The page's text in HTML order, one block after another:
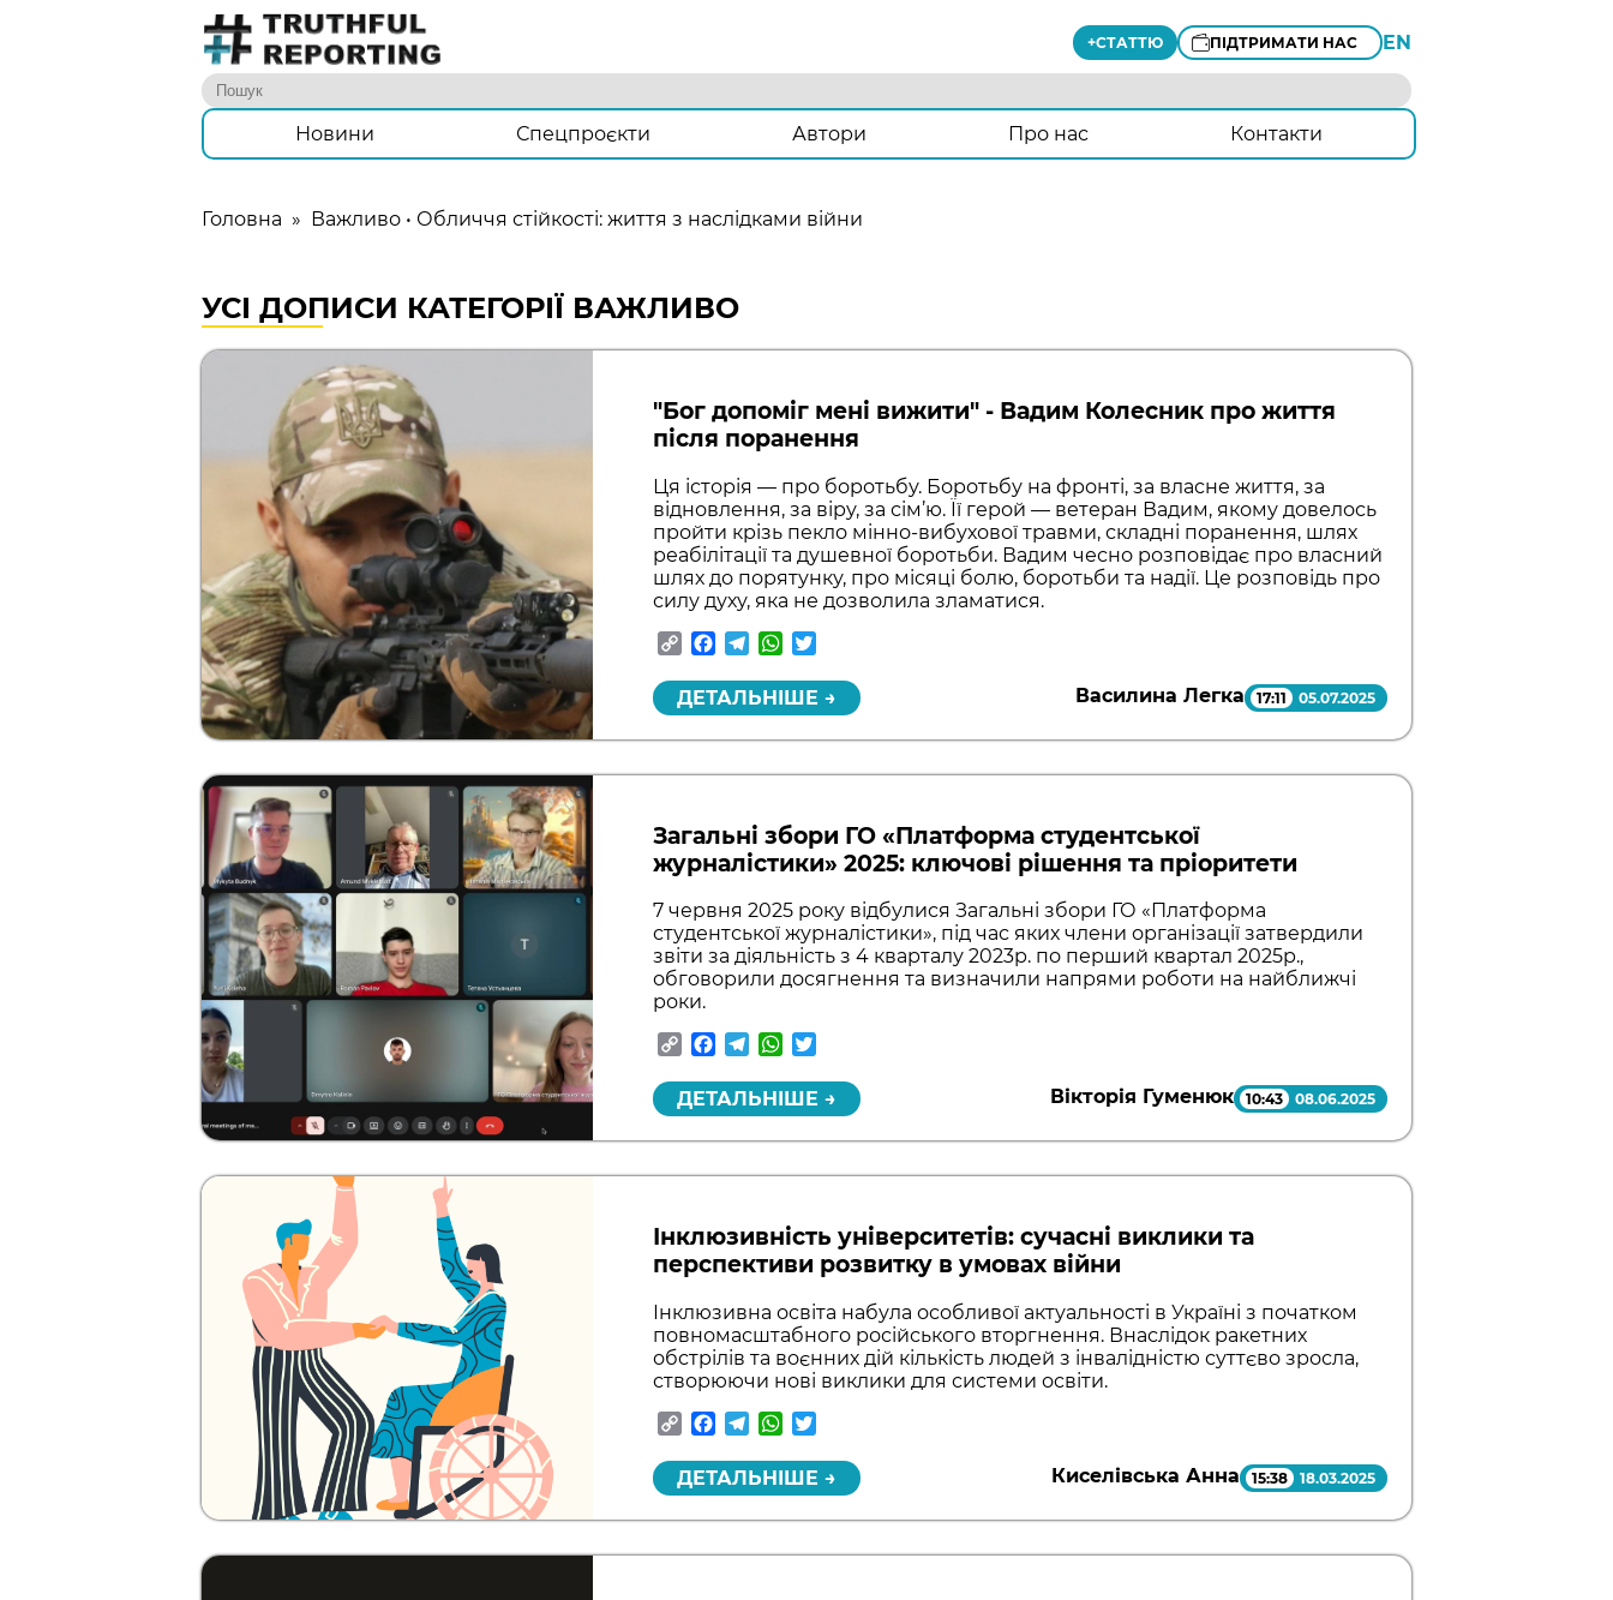
+СТАТТЮ ПІДТРИМАТИ НАС EN
Новини Спецпроєкти Автори Про нас Контакти
Головна » Важливо • Обличчя стійкості: життя з наслідками війни
УСІ ДОПИСИ КАТЕГОРІЇ ВАЖЛИВО
"Бог допоміг мені вижити" - Вадим Колесник про життя
після поранення
Ця історія — про боротьбу. Боротьбу на фронті, за власне життя, за
відновлення, за віру, за сім’ю. Її герой — ветеран Вадим, якому довелось
пройти крізь пекло мінно-вибухової травми, складні поранення, шлях
реабілітації та душевної боротьби. Вадим чесно розповідає про власний
шлях до порятунку, про місяці болю, боротьби та надії. Це розповідь про
силу духу, яка не дозволила зламатися.
CopyFacebook
TelegramWhatsApp
ДЕТАЛЬНІШЕ → Василина Легка 17:11 05.07.2025
Загальні збори ГО «Платформа студентської
журналістики» 2025: ключові рішення та пріоритети
7 червня 2025 року відбулися Загальні збори ГО «Платформа
студентської журналістики», під час яких члени організації затвердили
звіти за діяльність з 4 кварталу 2023р. по перший квартал 2025р.,
обговорили досягнення та визначили напрями роботи на найближчі
роки.
CopyFacebook
TelegramWhatsApp
ДЕТАЛЬНІШЕ → Вікторія Гуменюк 10:43 08.06.2025
Інклюзивність університетів: сучасні виклики та
перспективи розвитку в умовах війни
Інклюзивна освіта набула особливої актуальності в Україні з початком
повномасштабного російського вторгнення. Внаслідок ракетних
обстрілів та воєнних дій кількість людей з інвалідністю суттєво зросла,
створюючи нові виклики для системи освіти.
CopyFacebook
TelegramWhatsApp
ДЕТАЛЬНІШЕ → Киселівська Анна 15:38 18.03.2025